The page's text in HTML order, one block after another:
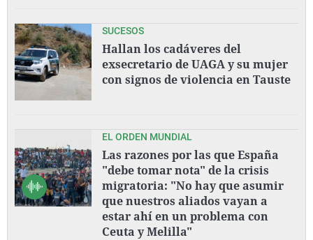
SUCESOS
Hallan los cadáveres del
exsecretario de UAGA y su mujer
con signos de violencia en Tauste
EL ORDEN MUNDIAL
Las razones por las que España
"debe tomar nota" de la crisis
migratoria: "No hay que asumir
que nuestros aliados vayan a
estar ahí en un problema con
Ceuta y Melilla"